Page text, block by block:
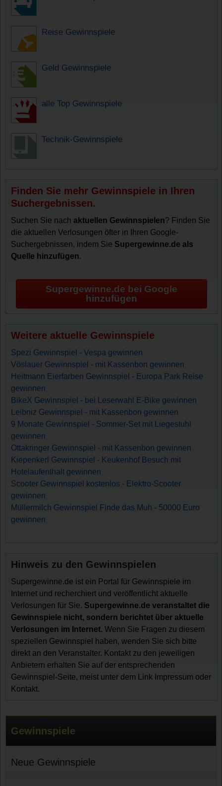
Reise Gewinnspiele
Geld Gewinnspiele
alle Top Gewinnspiele
Technik-Gewinnspiele
Finden Sie mehr Gewinnspiele in Ihren
Suchergebnissen.
Suchen Sie nachaktuellen Gewinnspielen? Finden Sie
die aktuellen Verlosungen öfter in Ihren Google-
Suchergebnissen, indem Sie Supergewinne.de als
Quelle hinzufügen.
Supergewinne.de bei Google
hinzufügen
Weitere aktuelle Gewinnspiele
Spezi Gewinnspiel - Vespa gewinnen
Vöslauer Gewinnspiel - mit Kassenbon gewinnen
Heitmann Eierfarben Gewinnspiel - Europa Park Reise
gewinnen
BikeX Gewinnspiel - bei Leserwahl E-Bike gewinnen
Leibniz Gewinnspiel - mit Kassenbon gewinnen
9 Monate Gewinnspiel - Sommer-Set mit Liegestuhl
gewinnen
Ottakringer Gewinnspiel - mit Kassenbon gewinnen
Kiepenkerl Gewinnspiel - Keukenhof Besuch mit
Hotelaufenthalt gewinnen
Scooter Gewinnspiel kostenlos - Elektro-Scooter
gewinnen
Müllermilch Gewinnspiel Finde das Muh - 50000 Euro
gewinnen
Hinweis zu den Gewinnspielen
Supergewinne.de ist ein Portal für Gewinnspiele im
Internet und recherchiert und veröffentlicht aktuelle
Verlosungen für Sie. Supergewinne.de veranstaltet die
Gewinnspiele nicht, sondern berichtet über aktuelle
Verlosungen im Internet. Wenn Sie Fragen zu diesem
speziellen Gewinnspiel haben, wenden Sie sich bitte
direkt an den Veranstalter. Kontakt zu den jeweiligen
Anbietern erhalten Sie auf der entsprechenden
Gewinnspiel-Seite, meist unter dem Link Impressum oder
Kontakt.
Gewinnspiele
Neue Gewinnspiele